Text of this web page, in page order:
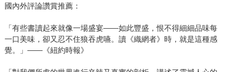
國內外評論讚賞推薦：
「有些書讀起來就像一場盛宴——如此豐盛，恨不得細細品味每
一口美味，卻又忍不住狼吞虎嚥。讀《織網者》時，就是這種感
覺。」——《紐約時報》